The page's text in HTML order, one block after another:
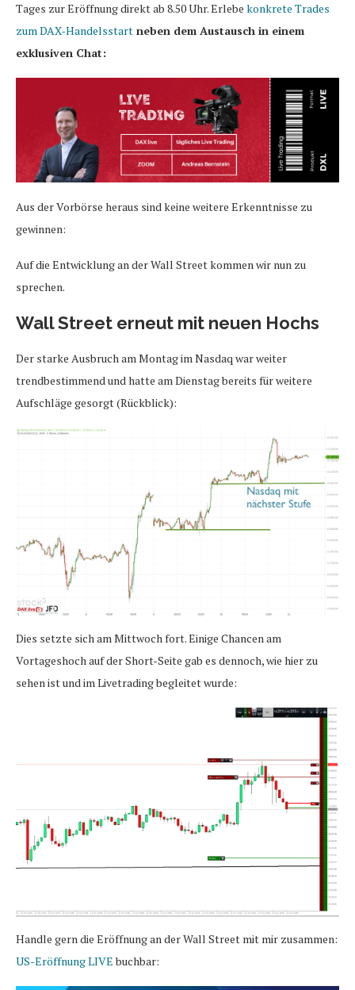
Tages zur Eröffnung direkt ab 8.50 Uhr. Erlebe konkrete Trades
zum DAX-Handelsstart neben dem Austausch in einem
exklusiven Chat:
Aus der Vorbörse heraus sind keine weitere Erkenntnisse zu
gewinnen:
Auf die Entwicklung an der Wall Street kommen wir nun zu
sprechen.
Wall Street erneut mit neuen Hochs
Der starke Ausbruch am Montag im Nasdaq war weiter
trendbestimmend und hatte am Dienstag bereits für weitere
Aufschläge gesorgt (Rückblick):
Dies setzte sich am Mittwoch fort. Einige Chancen am
Vortageshoch auf der Short-Seite gab es dennoch, wie hier zu
sehen ist und im Livetrading begleitet wurde:
Handle gern die Eröffnung an der Wall Street mit mir zusammen:
US-Eröffnung LIVEbuchbar: